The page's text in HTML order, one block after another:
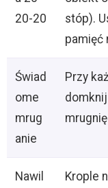
20-20
stóp).
pamięć
Świad
ome
mrug
anie
Przy
Nawil
Krople